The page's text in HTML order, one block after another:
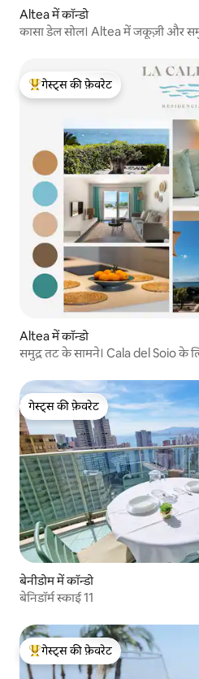
Altea में कॉन्डो
कासा डेल सोल। Altea में जकूज़ी और
गेस्ट्स का टॉप फ़ेवरेट
गेस्ट्स की फ़ेवरेट
Altea में कॉन्डो
समुद्र तट के सामने। Cala del Soio के
गेस्ट्स की फ़ेवरेट
गेस्ट्स की फ़ेवरेट
बेनीडोम में कॉन्डो
बेनिडॉर्म स्काई 11
गेस्ट्स का टॉप फ़ेवरेट
गेस्ट्स की फ़ेवरेट